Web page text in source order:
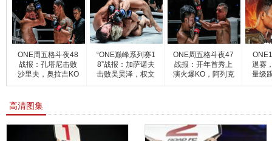
ONE周五格斗夜48
战报：孔塔尼击败
沙里夫，奥拉吉KO
金桑
“ONE巅峰系列赛1
8”战报：加萨诺夫
击败吴昊泽，权文
尔
ONE周五格斗夜47
战报：开年首秀上
演火爆KO，阿列克
谢绝
退赛
量级
高清图集